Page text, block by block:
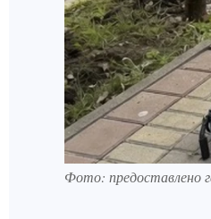
Фото: предоставлено